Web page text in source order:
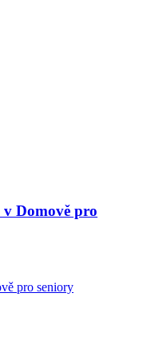
v Domově pro
pro seniory